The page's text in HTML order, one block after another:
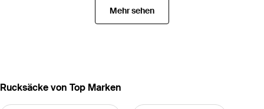
Mehr sehen
Rucksäcke von Top Marken